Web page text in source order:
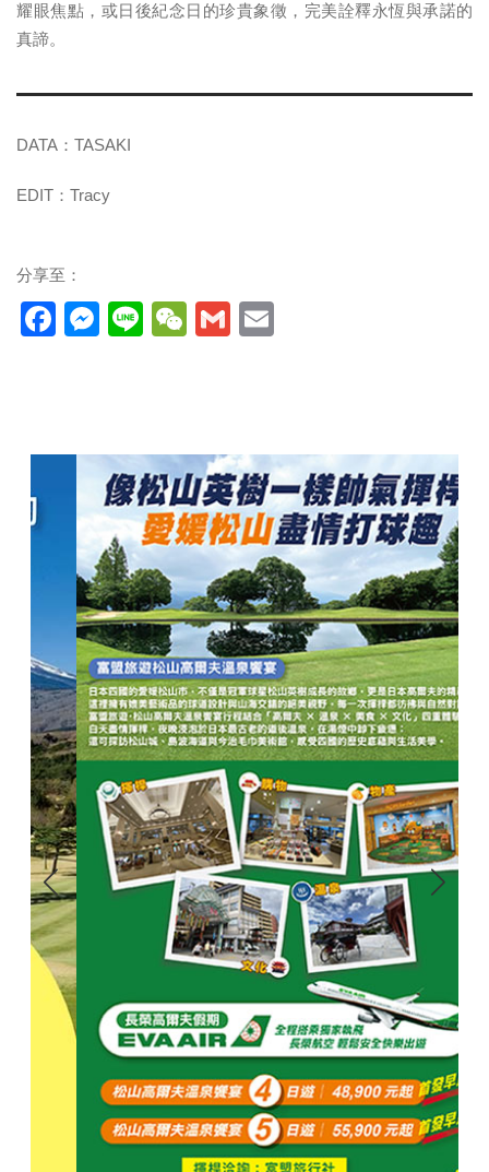
耀眼焦點，或日後紀念日的珍貴象徵，完美詮釋永恆與承諾的
真諦。
DATA：TASAKI
EDIT：Tracy
分享至：
Facebook
Messenger
LineWeChat
Gmail